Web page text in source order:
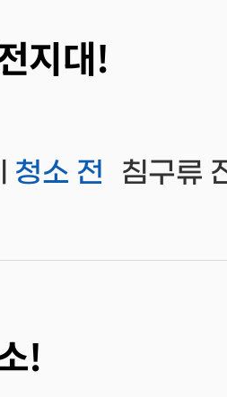
지대!
청소 전 침구류
!